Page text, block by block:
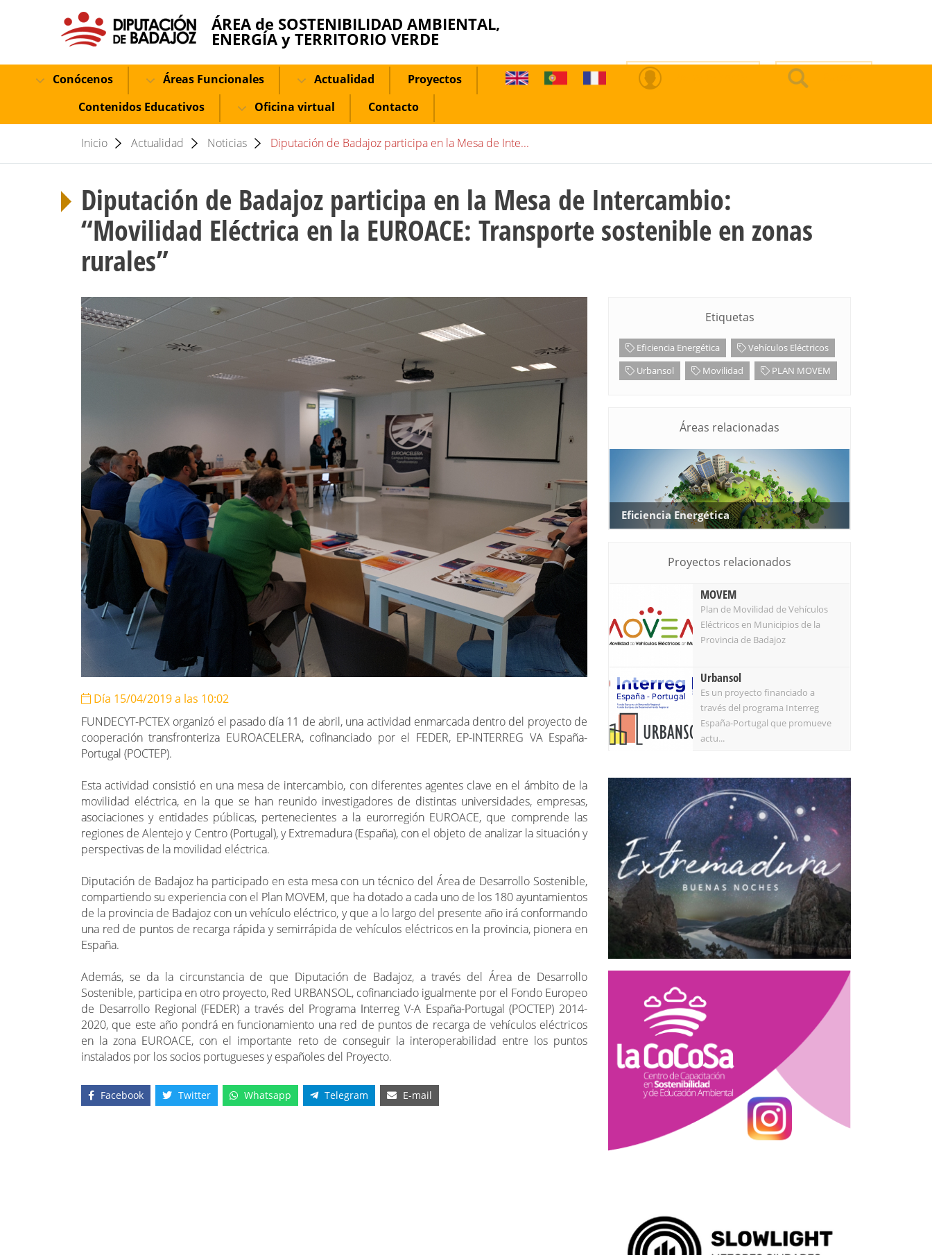
ÁREA de SOSTENIBILIDAD AMBIENTAL,
ENERGÍA y TERRITORIO VERDE
Conócenos Áreas Funcionales Actualidad
Proyectos
Contenidos Educativos
Oficina virtual Contacto
Inicio Actualidad Noticias Diputación de Badajoz participa en la Mesa de Inte...
Diputación de Badajoz participa en la Mesa de Intercambio:
“Movilidad Eléctrica en la EUROACE: Transporte sostenible en zonas
rurales”
Día 15/04/2019 a las 10:02
FUNDECYT-PCTEX organizó el pasado día 11 de abril, una actividad enmarcada dentro del proyecto de
cooperación transfronteriza EUROACELERA, cofinanciado por el FEDER, EP-INTERREG VA España-
Portugal (POCTEP).
Esta actividad consistió en una mesa de intercambio, con diferentes agentes clave en el ámbito de la
movilidad eléctrica, en la que se han reunido investigadores de distintas universidades, empresas,
asociaciones y entidades públicas, pertenecientes a la eurorregión EUROACE, que comprende las
regiones de Alentejo y Centro (Portugal), y Extremadura (España), con el objeto de analizar la situación y
perspectivas de la movilidad eléctrica.
Diputación de Badajoz ha participado en esta mesa con un técnico del Área de Desarrollo Sostenible,
compartiendo su experiencia con el Plan MOVEM, que ha dotado a cada uno de los 180 ayuntamientos
de la provincia de Badajoz con un vehículo eléctrico, y que a lo largo del presente año irá conformando
una red de puntos de recarga rápida y semirrápida de vehículos eléctricos en la provincia, pionera en
España.
Además, se da la circunstancia de que Diputación de Badajoz, a través del Área de Desarrollo
Sostenible, participa en otro proyecto, Red URBANSOL, cofinanciado igualmente por el Fondo Europeo
de Desarrollo Regional (FEDER) a través del Programa Interreg V-A España-Portugal (POCTEP) 2014-
2020, que este año pondrá en funcionamiento una red de puntos de recarga de vehículos eléctricos
en la zona EUROACE, con el importante reto de conseguir la interoperabilidad entre los puntos
instalados por los socios portugueses y españoles del Proyecto.
Facebook Twitter Whatsapp Telegram E-mail
Etiquetas
Eficiencia Energética
Vehículos Eléctricos
Urbansol
Movilidad PLAN MOVEM
Áreas relacionadas
Eficiencia Energética
Proyectos relacionados
MOVEM
Plan de Movilidad de Vehículos
Eléctricos en Municipios de la
Provincia de Badajoz
Urbansol
Es un proyecto financiado a
través del programa Interreg
España-Portugal que promueve
actu...